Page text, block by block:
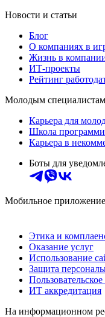
Новости и статьи
Блог
О компаниях в
Жизнь в
ИТ-проекты
Рейтинг
Молодым специалистам
Карьера для
Школа
Карьера в
Боты для
Мобильное приложение
Этика и
Оказание услуг
Использование
Защита
ИТ аккредитация
На информационном